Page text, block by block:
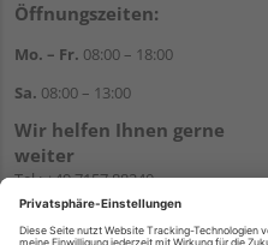
Öffnungszeiten:
Mo. – Fr. 08:00 – 18:00
Sa. 08:00 – 13:00
Wir helfen Ihnen gerne
weiter
Tel.:+49 7157 88240
E-Mail:shop@holzland-
filderstadt.de